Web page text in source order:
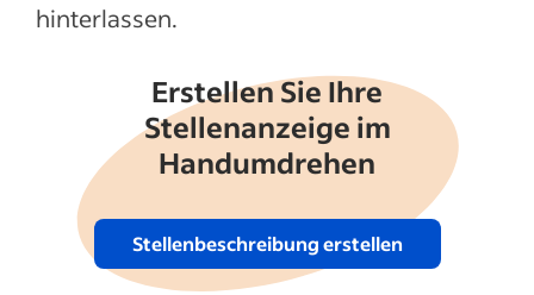
hinterlassen.
Erstellen Sie Ihre
Stellenanzeige im
Handumdrehen
Stellenbeschreibung erstellen